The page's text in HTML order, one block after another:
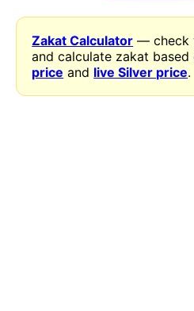
Zakat Calculator — check
and calculate zakat
price and live Silver price.